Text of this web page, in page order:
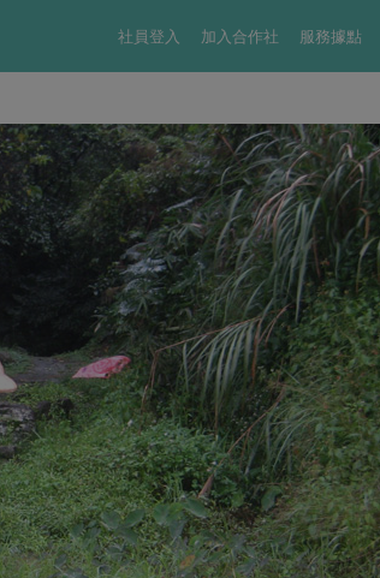
社員登入 加入合作社 服務據點